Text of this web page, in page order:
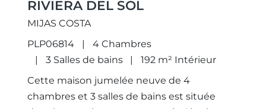
RIVIERA DEL SOL
MIJAS COSTA
PLP06814
4 Chambres
3 Salles de bains
192 m² Intérieur
Cette maison jumelée neuve de 4
chambres et 3 salles de bains est située